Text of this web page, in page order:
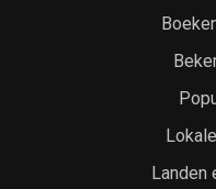
Landen